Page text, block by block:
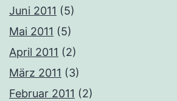
Juni 2011 (5)
Mai 2011 (5)
April 2011 (2)
März 2011 (3)
Februar 2011 (2)